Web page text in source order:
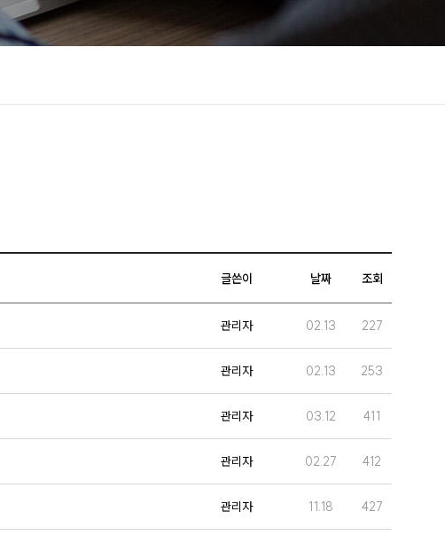
글쓴이 날짜 조회
관리자 02.13 227
관리자 02.13 253
관리자 03.12 411
관리자 02.27 412
관리자 11.18 427